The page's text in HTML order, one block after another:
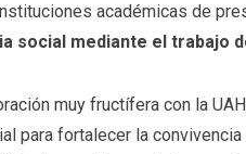
académicas de
social mediante el trabajo
muy fructífera con la
para fortalecer la